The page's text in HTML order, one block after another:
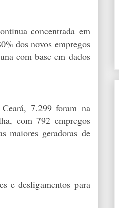
concentrada em
dos novos empregos
com base em dados
7.299 foram na
com 792 empregos
maiores geradoras de
e desligamentos para